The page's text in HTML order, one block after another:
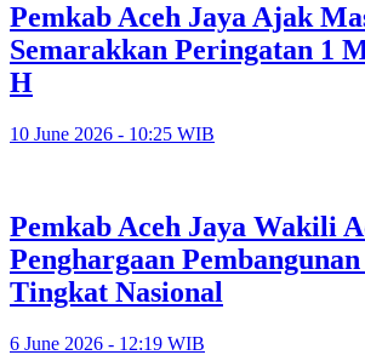
Pemkab Aceh Jaya Ajak
Semarakkan Peringatan 1
H
10 June 2026 - 10:25 WIB
Pemkab Aceh Jaya Wakili
Penghargaan
Tingkat Nasional
6 June 2026 - 12:19 WIB